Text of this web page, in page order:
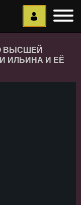
ВЫСШЕЙ
ИЛЬИНА И ЕЁ